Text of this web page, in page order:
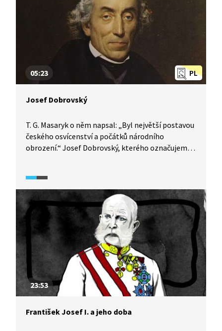
PL
05:23
Josef Dobrovský
T. G. Masaryk o něm napsal: „Byl největší postavou
českého osvícenství a počátků národního
obrození.“ Josef Dobrovský, kterého označujeme
a církevní historik, zakladatel slavistiky a také
největší český osvícenský vědec. Ukázka přináší
náhled do Dobrovského vědeckého života a jeho
díla prostřednictvím výkladu historika Petra
Charváta.
23:53
František Josef I. a jeho doba